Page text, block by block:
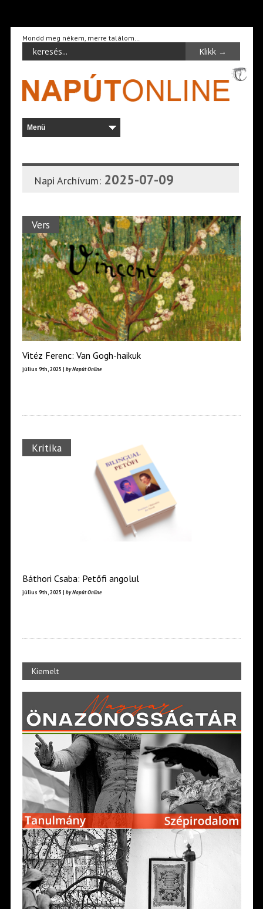
Mondd meg nékem, merre találom…
Napi Archívum: 2025-07-09
Vers
Vitéz Ferenc: Van Gogh-haikuk
július 9th, 2025 | by Napút Online
Kritika
Báthori Csaba: Petőfi angolul
július 9th, 2025 | by Napút Online
Kiemelt